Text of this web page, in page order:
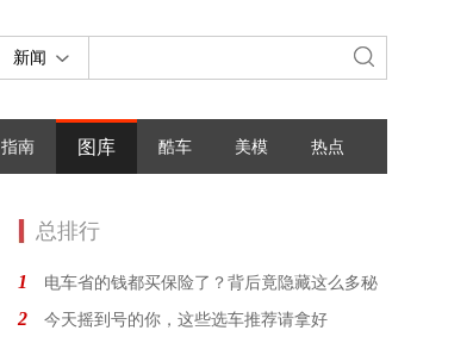
新闻
指南 图库 酷车 美模 热点
总排行
1 电车省的钱都买保险了？背后竟隐藏这么多秘
2 今天摇到号的你，这些选车推荐请拿好